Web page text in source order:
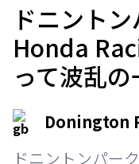
ドニント
Honda
って波乱
Donington
ドニントンパー